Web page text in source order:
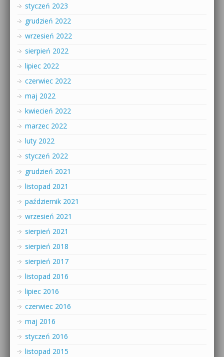
styczeń 2023
grudzień 2022
wrzesień 2022
sierpień 2022
lipiec 2022
czerwiec 2022
maj 2022
kwiecień 2022
marzec 2022
luty 2022
styczeń 2022
grudzień 2021
listopad 2021
październik 2021
wrzesień 2021
sierpień 2021
sierpień 2018
sierpień 2017
listopad 2016
lipiec 2016
czerwiec 2016
maj 2016
styczeń 2016
listopad 2015